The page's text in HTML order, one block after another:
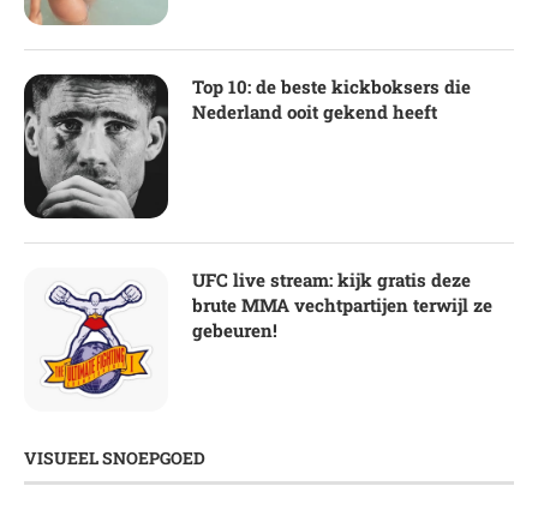
Top 10: de beste kickboksers die
Nederland ooit gekend heeft
UFC live stream: kijk gratis deze
brute MMA vechtpartijen terwijl ze
gebeuren!
VISUEEL SNOEPGOED